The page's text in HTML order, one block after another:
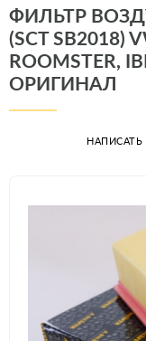
ФИЛЬТР
(SCT SB2018)
ROOMSTER,
ОРИГИНАЛ